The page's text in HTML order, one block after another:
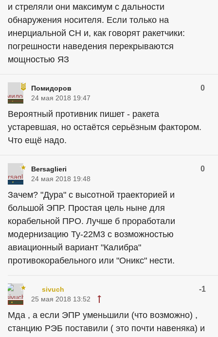
и стреляли они максимум с дальности
обнаружения носителя. Если только на
инерциальной СН и, как говорят ракетчики:
погрешности наведения перекрываются
мощностью ЯЗ
Помидоров 0
24 мая 2018 19:47
Вероятный противник пишет - ракета
устаревшая, но остаётся серьёзным фактором.
Что ещё надо.
Bersaglieri 0
24 мая 2018 19:48
Зачем? "Дура" с высотной траекторией и
большой ЭПР. Простая цель ныне для
корабельной ПРО. Лучше б проработали
модернизацию Ту-22М3 с возможностью
авиационный вариант "Калибра"
противокорабельного или "Оникс" нести.
sivuch -1
25 мая 2018 13:52
Мда , а если ЭПР уменьшили (что возможно) ,
станцию РЭБ поставили ( это почти навеняка) и